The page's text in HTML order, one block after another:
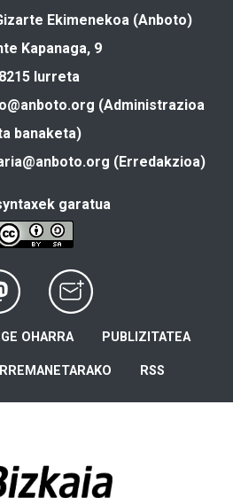
Ekimenekoa (Anboto)
Kapanaga, 9
Iurreta
(Administrazioa
banaketa)
(Erredakzioa)
garatua
OHARRA PUBLIZITATEA
RSS